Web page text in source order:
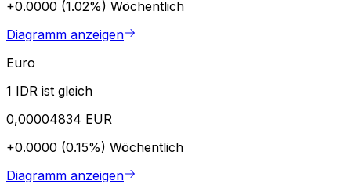
+0.0000 (1.02%) Wöchentlich
Diagramm anzeigen
Euro
1 IDR ist gleich
0,00004834 EUR
+0.0000 (0.15%) Wöchentlich
Diagramm anzeigen